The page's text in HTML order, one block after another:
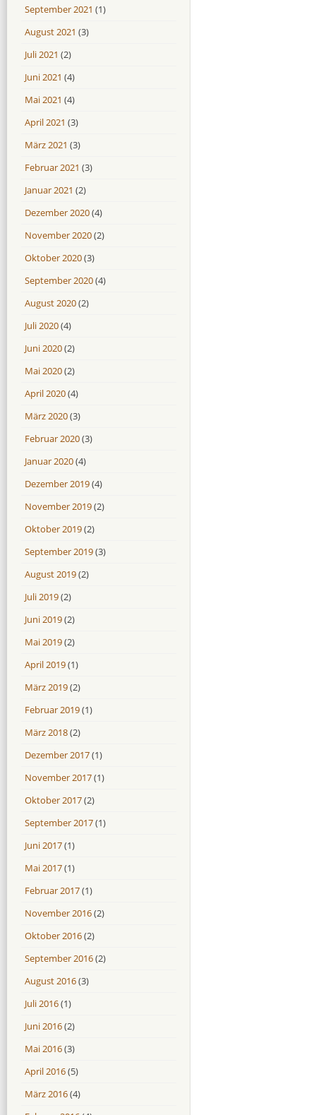
September 2021 (1)
August 2021 (3)
Juli 2021 (2)
Juni 2021 (4)
Mai 2021 (4)
April 2021 (3)
März 2021 (3)
Februar 2021 (3)
Januar 2021 (2)
Dezember 2020(4)
November 2020(2)
Oktober 2020(3)
September 2020(4)
August 2020(2)
Juli 2020(4)
Juni 2020(2)
Mai 2020(2)
April 2020(4)
März 2020(3)
Februar 2020(3)
Januar 2020(4)
Dezember 2019(4)
November 2019(2)
Oktober 2019(2)
September 2019(3)
August 2019(2)
Juli 2019(2)
Juni 2019(2)
Mai 2019(2)
April 2019(1)
März 2019(2)
Februar 2019(1)
März 2018(2)
Dezember 2017(1)
November 2017(1)
Oktober 2017(2)
September 2017(1)
Juni 2017(1)
Mai 2017(1)
Februar 2017(1)
November 2016(2)
Oktober 2016(2)
September 2016(2)
August 2016(3)
Juli 2016(1)
Juni 2016(2)
Mai 2016(3)
April 2016(5)
März 2016(4)